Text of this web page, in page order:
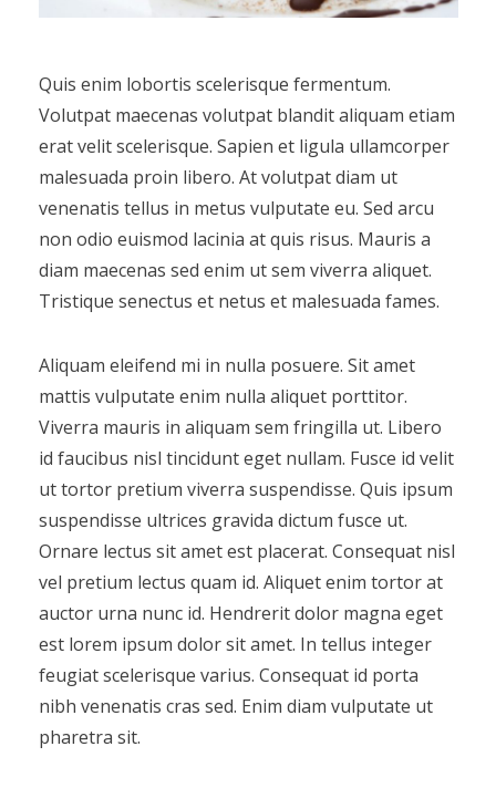
Quis enim lobortis scelerisque fermentum.
Volutpat maecenas volutpat blandit aliquam etiam
erat velit scelerisque. Sapien et ligula ullamcorper
malesuada proin libero. At volutpat diam ut
venenatis tellus in metus vulputate eu. Sed arcu
non odio euismod lacinia at quis risus. Mauris a
diam maecenas sed enim ut sem viverra aliquet.
Tristique senectus et netus et malesuada fames.
Aliquam eleifend mi in nulla posuere. Sit amet
mattis vulputate enim nulla aliquet porttitor.
Viverra mauris in aliquam sem fringilla ut. Libero
id faucibus nisl tincidunt eget nullam. Fusce id velit
ut tortor pretium viverra suspendisse. Quis ipsum
suspendisse ultrices gravida dictum fusce ut.
Ornare lectus sit amet est placerat. Consequat nisl
vel pretium lectus quam id. Aliquet enim tortor at
auctor urna nunc id. Hendrerit dolor magna eget
est lorem ipsum dolor sit amet. In tellus integer
feugiat scelerisque varius. Consequat id porta
nibh venenatis cras sed. Enim diam vulputate ut
pharetra sit.